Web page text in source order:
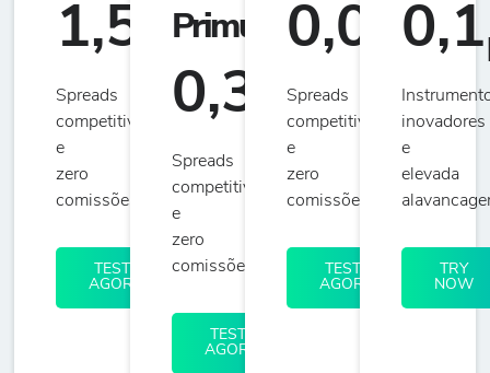
1,5 pip
Spreads
competitivos
e
zero
comissões
TESTE
AGORA
Primus CLASSIC
0,3 pip
Spreads
competitivos
e
zero
comissões
TESTE
AGORA
0,0 pip
Spreads
competitivos
e
zero
comissões
TESTE
AGORA
0,1
inovadores
e
elevada
TRY
NOW